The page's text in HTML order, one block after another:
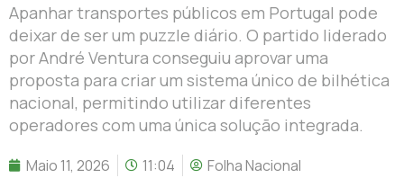
Apanhar transportes públicos em Portugal pode
deixar de ser um puzzle diário. O partido liderado
por André Ventura conseguiu aprovar uma
proposta para criar um sistema único de bilhética
nacional, permitindo utilizar diferentes
operadores com uma única solução integrada.
Maio 11, 2026 11:04 Folha Nacional